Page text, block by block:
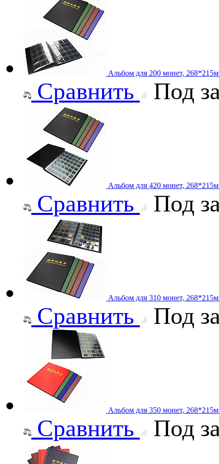
Альбом для 200 монет,
Сравнить Под
Альбом для 420 монет,
Сравнить Под
Альбом для 310 монет,
Сравнить Под
Альбом для 350 монет,
Сравнить Под